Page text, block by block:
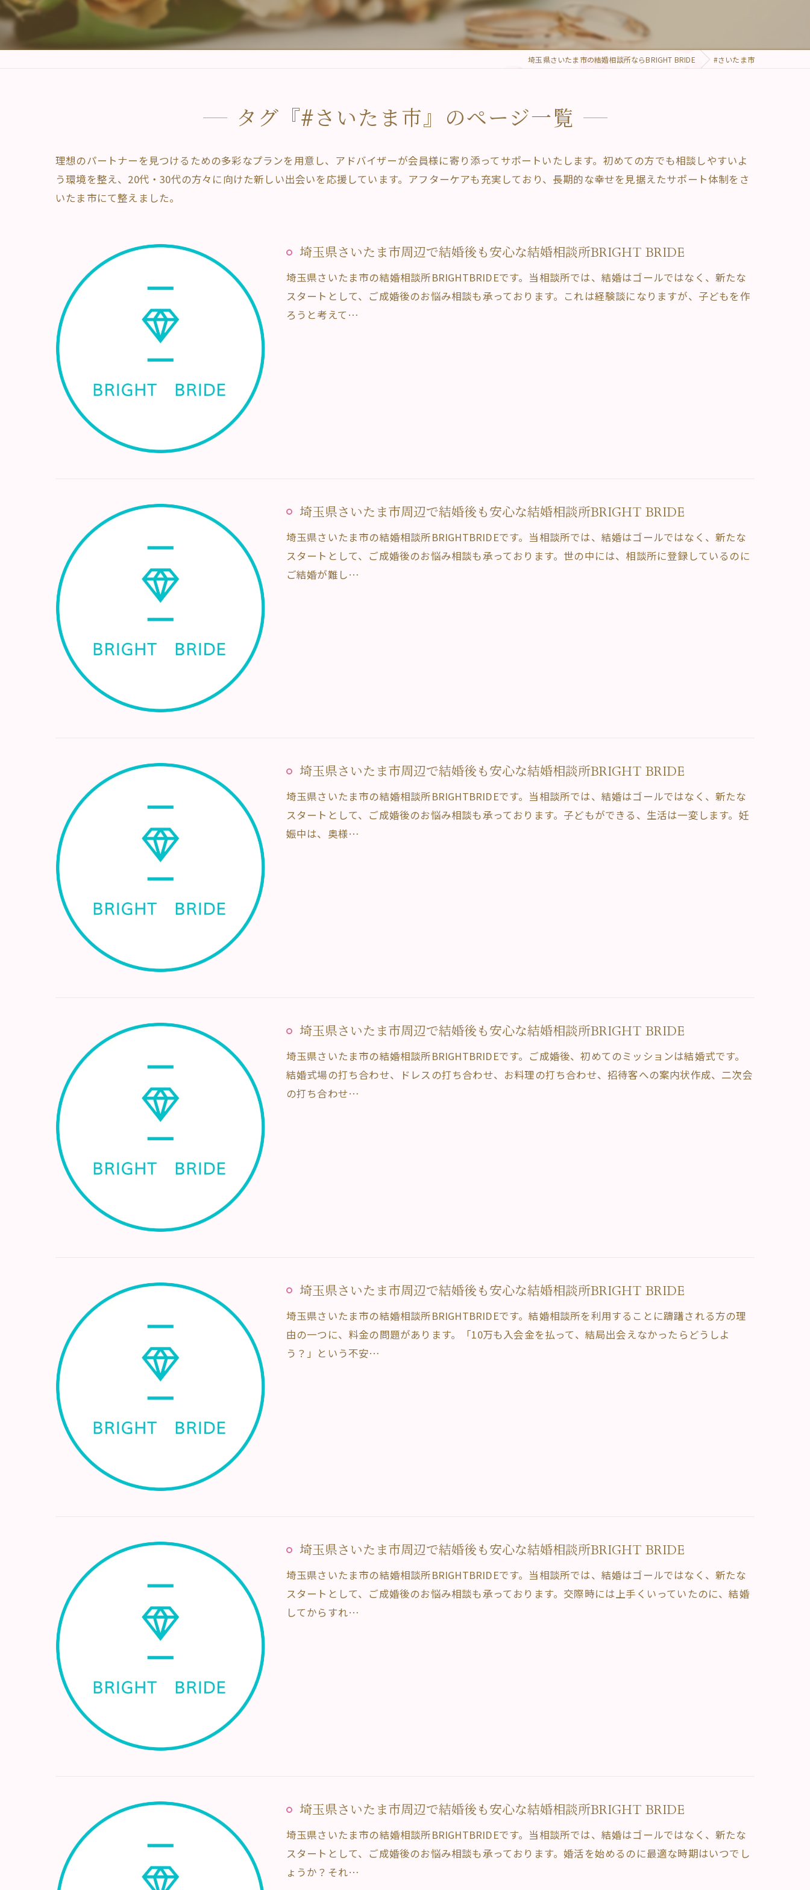
埼玉県さいたま市の結婚相談所ならBRIGHT BRIDE #さいたま市
タグ『#さいたま市』のページ一覧
理想のパートナーを見つけるための多彩なプランを用意し、アドバイザーが会員様に寄り添ってサポートいたします。初めての方でも相談しやすいよ
う環境を整え、20代・30代の方々に向けた新しい出会いを応援しています。アフターケアも充実しており、長期的な幸せを見据えたサポート体制をさ
いたま市にて整えました。
埼玉県さいたま市周辺で結婚後も安心な結婚相談所BRIGHT BRIDE
埼玉県さいたま市の結婚相談所BRIGHTBRIDEです。当相談所では、結婚はゴールではなく、新たな
スタートとして、ご成婚後のお悩み相談も承っております。これは経験談になりますが、子どもを作
ろうと考えて…
埼玉県さいたま市周辺で結婚後も安心な結婚相談所BRIGHT BRIDE
埼玉県さいたま市の結婚相談所BRIGHTBRIDEです。当相談所では、結婚はゴールではなく、新たな
スタートとして、ご成婚後のお悩み相談も承っております。世の中には、相談所に登録しているのに
ご結婚が難し…
埼玉県さいたま市周辺で結婚後も安心な結婚相談所BRIGHT BRIDE
埼玉県さいたま市の結婚相談所BRIGHTBRIDEです。当相談所では、結婚はゴールではなく、新たな
スタートとして、ご成婚後のお悩み相談も承っております。子どもができる、生活は一変します。妊
娠中は、奥様…
埼玉県さいたま市周辺で結婚後も安心な結婚相談所BRIGHT BRIDE
埼玉県さいたま市の結婚相談所BRIGHTBRIDEです。ご成婚後、初めてのミッションは結婚式です。
結婚式場の打ち合わせ、ドレスの打ち合わせ、お料理の打ち合わせ、招待客への案内状作成、二次会
の打ち合わせ…
埼玉県さいたま市周辺で結婚後も安心な結婚相談所BRIGHT BRIDE
埼玉県さいたま市の結婚相談所BRIGHTBRIDEです。結婚相談所を利用することに躊躇される方の理
由の一つに、料金の問題があります。「10万も入会金を払って、結局出会えなかったらどうしよ
う？」という不安…
埼玉県さいたま市周辺で結婚後も安心な結婚相談所BRIGHT BRIDE
埼玉県さいたま市の結婚相談所BRIGHTBRIDEです。当相談所では、結婚はゴールではなく、新たな
スタートとして、ご成婚後のお悩み相談も承っております。交際時には上手くいっていたのに、結婚
してからすれ…
埼玉県さいたま市周辺で結婚後も安心な結婚相談所BRIGHT BRIDE
埼玉県さいたま市の結婚相談所BRIGHTBRIDEです。当相談所では、結婚はゴールではなく、新たな
スタートとして、ご成婚後のお悩み相談も承っております。婚活を始めるのに最適な時期はいつでし
ょうか？それ…